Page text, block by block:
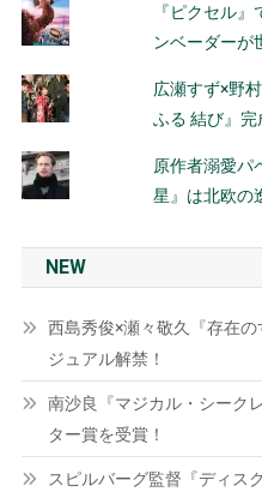
『ピクセル
ンベーダーが
広瀬すず×野
ふる 結び』完
原作者溺愛パ
星』は北欧の
NEW
西島秀俊×瀬々敬久『存在
ジュアル解禁！
南沙良『マジカル・シーク
ター賞を受賞！
スピルバーグ監督『ディス